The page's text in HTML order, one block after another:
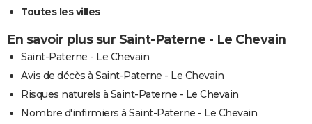
Toutes les villes
En savoir plus sur Saint-Paterne - Le Chevain
Saint-Paterne - Le Chevain
Avis de décès à Saint-Paterne - Le Chevain
Risques naturels à Saint-Paterne - Le Chevain
Nombre d'infirmiers à Saint-Paterne - Le Chevain